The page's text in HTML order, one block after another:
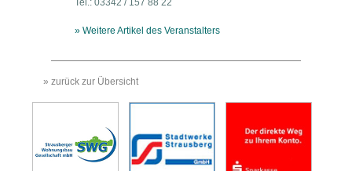
Tel.: 03342 / 157 88 22
» Weitere Artikel des Veranstalters
» zurück zur Übersicht